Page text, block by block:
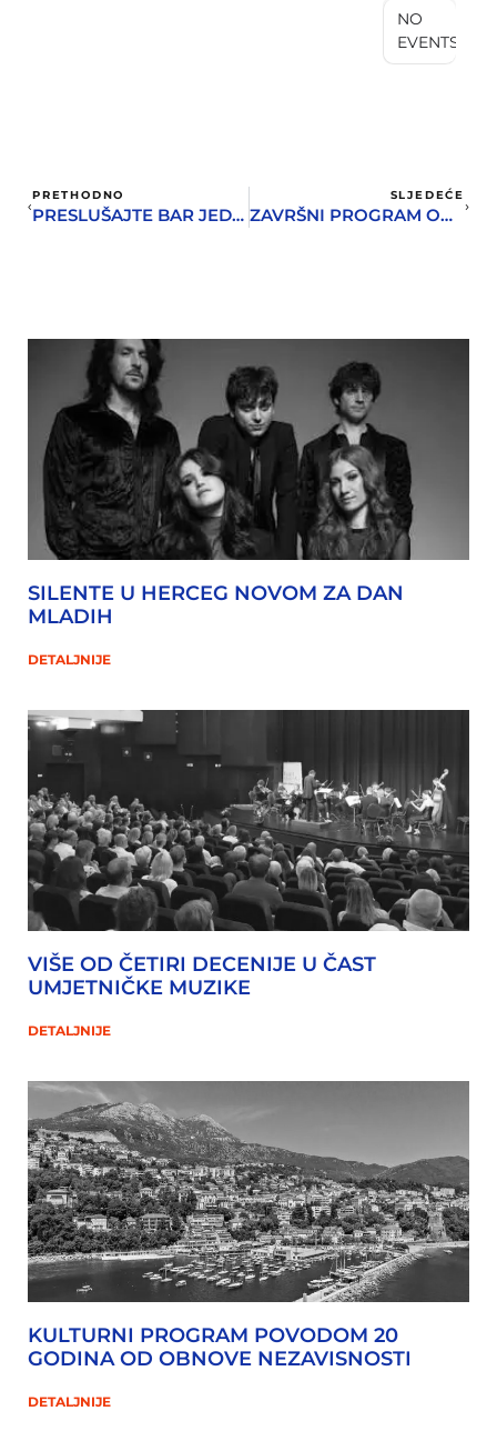
NO
EVENTS
PRETHODNO
PRESLUŠAJTE BAR JEDNOM PJESMU BEZ ZVUKA
SLJEDEĆE
ZAVRŠNI PROGRAM ONLINE DANA MUZIKE POSVEĆEN BETOVENU
SILENTE U HERCEG NOVOM ZA DAN
MLADIH
DETALJNIJE
VIŠE OD ČETIRI DECENIJE U ČAST
UMJETNIČKE MUZIKE
DETALJNIJE
KULTURNI PROGRAM POVODOM 20
GODINA OD OBNOVE NEZAVISNOSTI
DETALJNIJE